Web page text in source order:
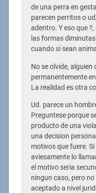
de una perra en
parecen perritos o
adentro. Y eso que
las formas
cuando si sean
No se olvide, alguien
permanentemente
La realidad es otra
Ud. parece un
Preguntese porque
producto de una
una decision
motivos que fuere.
aviesamente lo
el motivo seria
ningun caso, pero
aceptado a nivel